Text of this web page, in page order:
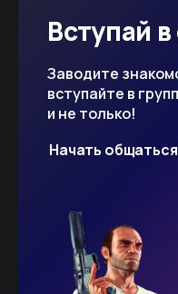
Вступай
Заводите
вступайте в
и не только!
Начать общаться